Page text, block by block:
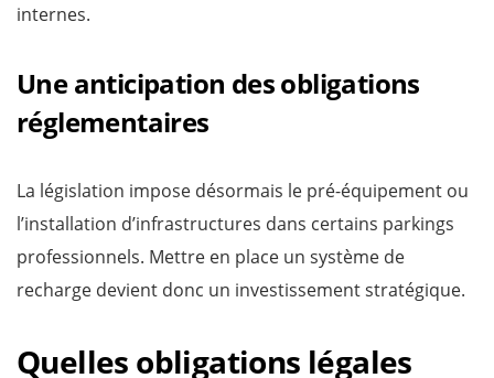
internes.
Une anticipation des obligations
réglementaires
La législation impose désormais le pré-équipement ou
l’installation d’infrastructures dans certains parkings
professionnels. Mettre en place un système de
recharge devient donc un investissement stratégique.
Quelles obligations légales